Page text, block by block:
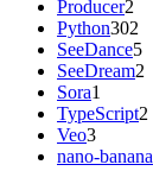
Producer2
Python302
SeeDance5
SeeDream2
Sora1
TypeScript2
Veo3
nano-banana